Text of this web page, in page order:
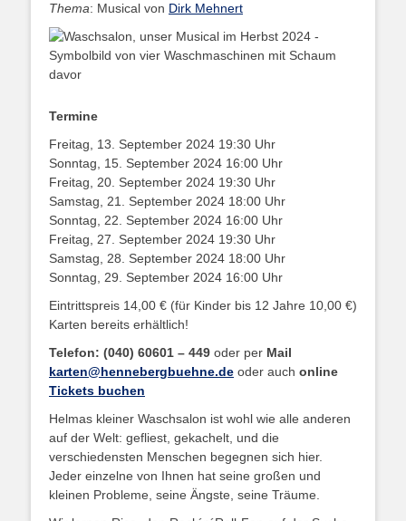
Thema: Musical von Dirk Mehnert
Termine
Freitag, 13. September 2024 19:30 Uhr
Sonntag, 15. September 2024 16:00 Uhr
Freitag, 20. September 2024 19:30 Uhr
Samstag, 21. September 2024 18:00 Uhr
Sonntag, 22. September 2024 16:00 Uhr
Freitag, 27. September 2024 19:30 Uhr
Samstag, 28. September 2024 18:00 Uhr
Sonntag, 29. September 2024 16:00 Uhr
Eintrittspreis 14,00 € (für Kinder bis 12 Jahre 10,00 €)
Karten bereits erhältlich!
Telefon: (040) 60601 – 449 oder per Mail
karten@hennebergbuehne.de oder auch online
Tickets buchen
Helmas kleiner Waschsalon ist wohl wie alle anderen
auf der Welt: gefliest, gekachelt, und die
verschiedensten Menschen begegnen sich hier.
Jeder einzelne von Ihnen hat seine großen und
kleinen Probleme, seine Ängste, seine Träume.